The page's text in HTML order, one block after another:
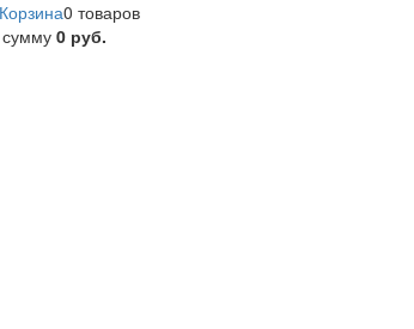
Корзина0 товаров
0 руб.